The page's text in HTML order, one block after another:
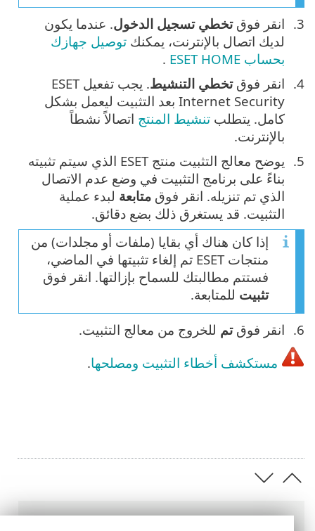
انقر فوقتخطي تسجيل الدخول. عندما يكون
لديك اتصال بالإنترنت، يمكنك توصيل جهازك
بحساب ESET HOME
.
انقر فوقتخطي التنشيط
. يجب تفعيل ESET
Internet Security بعد التثبيت ليعمل بشكل
كامل. يتطلب تنشيط المنتج اتصالاً نشطاً
بالإنترنت.
يوضح معالج التثبيت منتج ESET الذي سيتم تثبيته
بناءً على برنامج التثبيت في وضع عدم الاتصال
الذي تم تنزيله. انقر فوق متابعة لبدء عملية
التثبيت. قد يستغرق ذلك بضع دقائق.
إذا كان هناك أي بقايا (ملفات أو مجلدات) من
منتجات ESET تم إلغاء تثبيتها في الماضي،
فستتم مطالبتك للسماح بإزالتها. انقر فوق
تثبيت للمتابعة.
انقر فوقتم للخروج من معالج التثبيت.
مستكشف أخطاء التثبيت ومصلحها.